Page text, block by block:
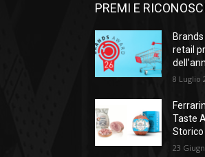
PREMI E
retail
8 Luglio
Taste
23